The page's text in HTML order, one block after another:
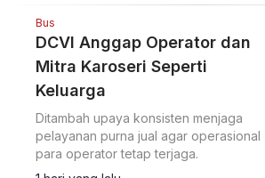
Truk
Fuso Karoseri Award 2026:
Konsistensi Menjaga Mutu
Produk Berstandar Pabrikan
Karoseri merupakan salah satu ujung
tombak di eksosistem kendaraan niaga.
1 hari yang lalu